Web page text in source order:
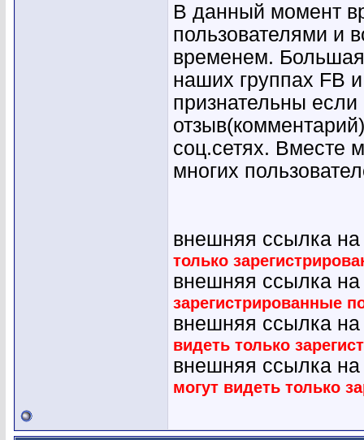
В данный момент
пользователями и
временем. Большая
наших группах FB
признательны
соц.сетях. Вместе
многих
внешняя ссылка
только
внешняя ссылка
зарегистрированные
внешняя ссылка
видеть только
внешняя ссылка
могут видеть только